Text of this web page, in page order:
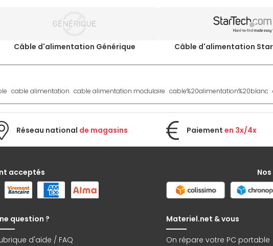
Câble d'alimentation Générique Câble d'alimentation
cable alimentation cable alimentation modulaire cable%20alimentation%20blanc
Réseau national de magasins Paiement en 3x/4x
acceptés
question ?
d'aide / FAQ
Materiel.net & vous
On répare votre PC portable